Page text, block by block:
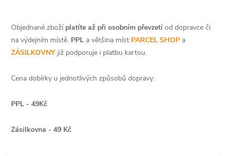
Objednané zboží platíte až při osobním převzetí od dopravce či
na výdejním místě. PPL a většina míst PARCEL SHOP a
ZÁSILKOVNY již podporuje i platbu kartou.
Cena dobírky u jednotlivých způsobů dopravy:
PPL - 49Kč
Zásilkovna - 49 Kč